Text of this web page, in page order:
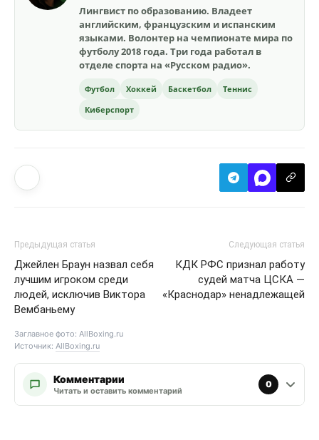
Лингвист по образованию. Владеет
английским, французским и испанским
языками. Волонтер на чемпионате мира по
футболу 2018 года. Три года работал в
отделе спорта на «Русском радио».
Футбол Хоккей Баскетбол
Теннис
Киберспорт
Предыдущая статья
Джейлен Браун назвал себя
лучшим игроком среди
людей, исключив Виктора
Вембаньему
Следующая статья
КДК РФС признал работу
судей матча ЦСКА —
«Краснодар» ненадлежащей
Заглавное фото: AllBoxing.ru
Источник: AllBoxing.ru
Комментарии
Читать и оставить комментарий
0